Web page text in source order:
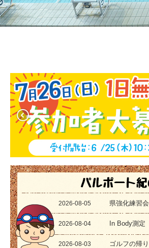
2026-08-05 県強化練習会
2026-08-04 In Body測定
2026-08-03 ゴルフの帰り